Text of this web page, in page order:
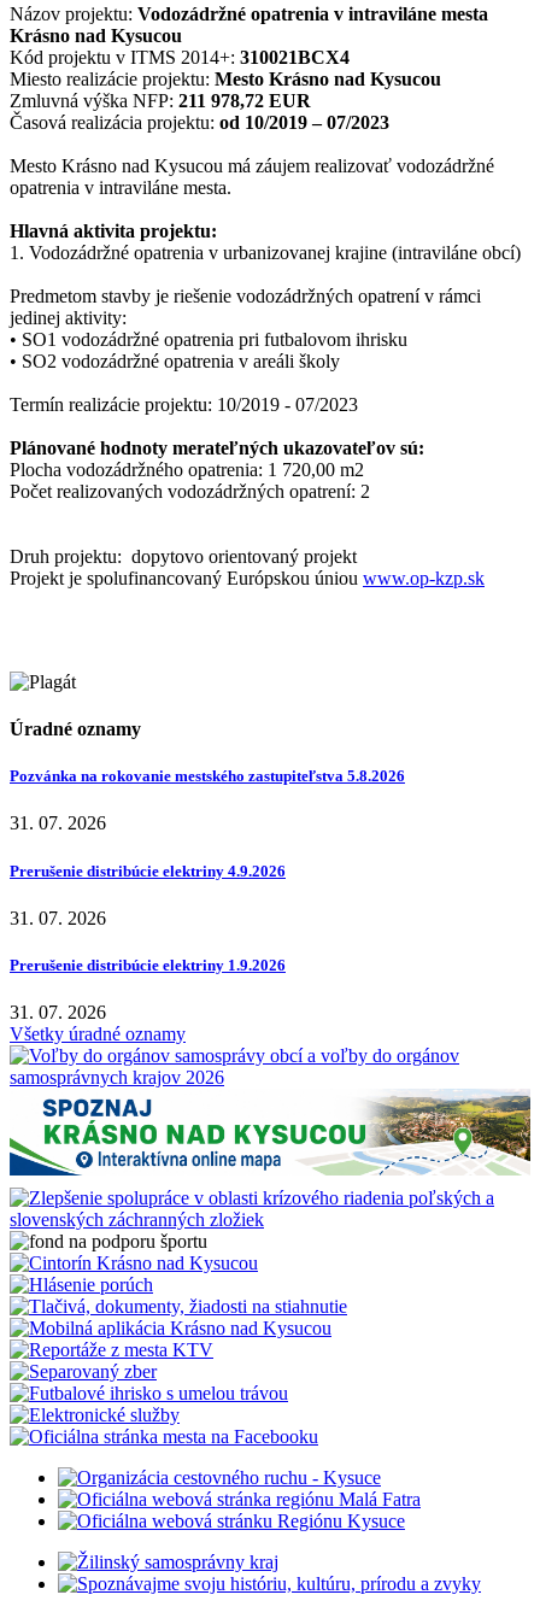
Názov projektu: Vodozádržné opatrenia v intraviláne mesta
Krásno nad Kysucou
Kód projektu v ITMS 2014+: 310021BCX4
Miesto realizácie projektu: Mesto Krásno nad Kysucou
Zmluvná výška NFP: 211 978,72 EUR
Časová realizácia projektu: od 10/2019 – 07/2023
Mesto Krásno nad Kysucou má záujem realizovať vodozádržné
opatrenia v intraviláne mesta.
Hlavná aktivita projektu:
1. Vodozádržné opatrenia v urbanizovanej krajine (intraviláne obcí)
Predmetom stavby je riešenie vodozádržných opatrení v rámci
jedinej aktivity:
• SO1 vodozádržné opatrenia pri futbalovom ihrisku
• SO2 vodozádržné opatrenia v areáli školy
Termín realizácie projektu: 10/2019 - 07/2023
Plánované hodnoty merateľných ukazovateľov sú:
Plocha vodozádržného opatrenia: 1 720,00 m2
Počet realizovaných vodozádržných opatrení: 2
Druh projektu: dopytovo orientovaný projekt
Projekt je spolufinancovaný Európskou úniou www.op-kzp.sk
Úradné oznamy
Pozvánka na rokovanie mestského zastupiteľstva 5.8.2026
31. 07. 2026
Prerušenie distribúcie elektriny 4.9.2026
31. 07. 2026
Prerušenie distribúcie elektriny 1.9.2026
31. 07. 2026
Všetky úradné oznamy